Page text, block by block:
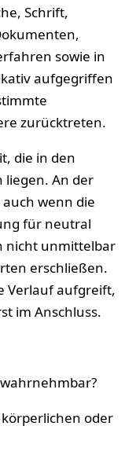
Schrift,
sowie in
aufgegriffen
zurücktreten.
die in den
liegen. An der
wenn die
für neutral
nicht unmittelbar
erschließen.
Verlauf aufgreift,
im Anschluss.
oder